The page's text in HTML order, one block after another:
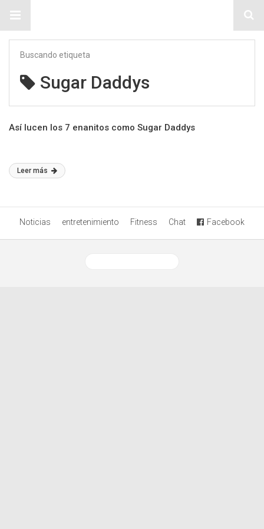
Buscando etiqueta
Sugar Daddys
Así lucen los 7 enanitos como Sugar Daddys
Leer más
Noticias entretenimiento Fitness Chat Facebook